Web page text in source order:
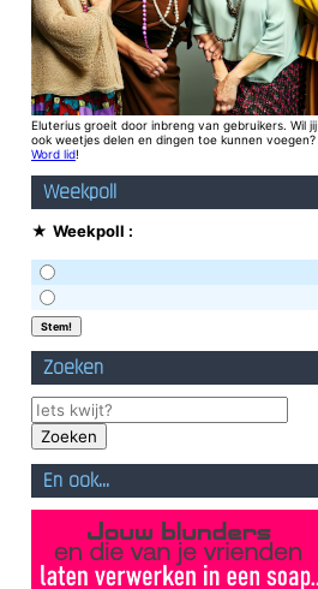
Eluterius groeit door inbreng van gebruikers. Wil jij
ook weetjes delen en dingen toe kunnen voegen?
Word lid!
Weekpoll
★ Weekpoll :
Zoeken
En ook...